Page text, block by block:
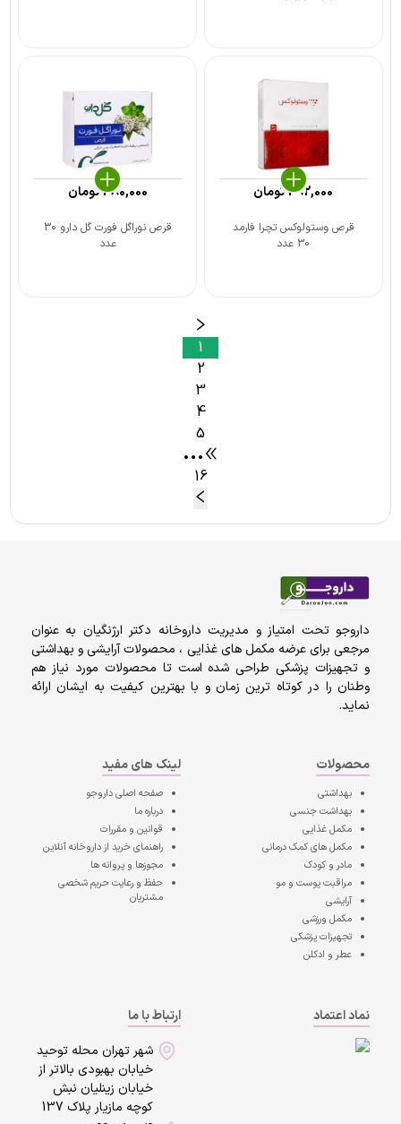
قرص وستولوکس تچرا فارمد
30 عدد
492,000تومان
قرص نوراگل فورت گل دارو 30
عدد
480,000تومان
1
2
3
4
5
•••
16
داروجو تحت امتیاز و مدیریت داروخانه دکتر ارژنگیان به عنوان
مرجعی برای عرضه مکمل های غذایی ، محصولات آرایشی و بهداشتی
و تجهیزات پزشکی طراحی شده است تا محصولات مورد نیاز هم
وطنان را در کوتاه ترین زمان و با بهترین کیفیت به ایشان ارائه
نماید.
محصولات
بهداشتی
بهداشت جنسی
مکمل غذایی
مکمل های کمک درمانی
مادر و کودک
مراقبت پوست و مو
آرایشی
مکمل ورزشی
تجهیزات پزشکی
عطر و ادکلن
لینک های مفید
صفحه اصلیداروجو
درباره ما
قوانین و مقررات
راهنمای خرید از داروخانه آنلاین
مجوزها و پروانه ها
حفظ و رعایت حریم شخصی
مشتریان
نماد اعتماد
ارتباط با ما
شهر تهران محله توحید
خیابان بهبودی بالاتر از
خیابان زینلیان نبش
کوچه مازیار پلاک 137